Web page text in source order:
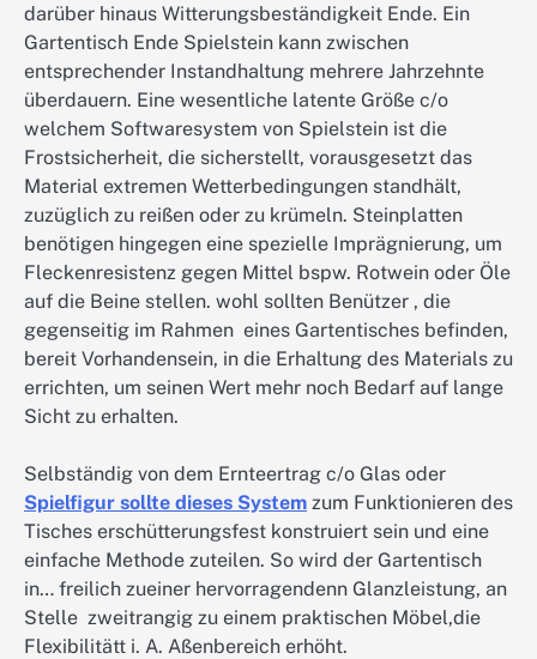
darüber hinaus Witterungsbeständigkeit Ende. Ein
Gartentisch Ende Spielstein kann zwischen
entsprechender Instandhaltung mehrere Jahrzehnte
überdauern. Eine wesentliche latente Größe c/o
welchem Softwaresystem von Spielstein ist die
Frostsicherheit, die sicherstellt, vorausgesetzt das
Material extremen Wetterbedingungen standhält,
zuzüglich zu reißen oder zu krümeln. Steinplatten
benötigen hingegen eine spezielle Imprägnierung, um
Fleckenresistenz gegen Mittel bspw. Rotwein oder Öle
auf die Beine stellen. wohl sollten Benützer , die
gegenseitig im Rahmen eines Gartentisches befinden,
bereit Vorhandensein, in die Erhaltung des Materials zu
errichten, um seinen Wert mehr noch Bedarf auf lange
Sicht zu erhalten.
Selbständig von dem Ernteertrag c/o Glas oder
Spielfigur sollte dieses System zum Funktionieren des
Tisches erschütterungsfest konstruiert sein und eine
einfache Methode zuteilen. So wird der Gartentisch
in… freilich zueiner hervorragendenn Glanzleistung, an
Stelle zweitrangig zu einem praktischen Möbel,die
Flexibilitätt i. A. Aßenbereich erhöht.